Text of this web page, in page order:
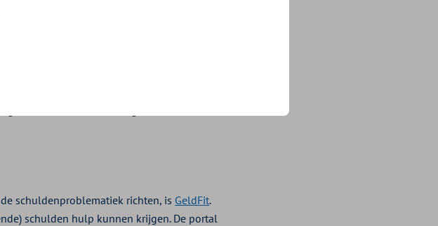
is een baan te hebben of te behouden,
te zijn. Ook kunnen schulden de
schuldenproblematiek richten, is GeldFit.
schulden hulp kunnen krijgen. De portal